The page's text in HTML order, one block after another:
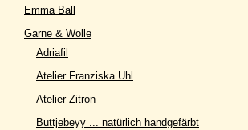
Emma Ball
Garne & Wolle
Adriafil
Atelier Franziska Uhl
Atelier Zitron
Buttjebeyy ... natürlich handgefärbt